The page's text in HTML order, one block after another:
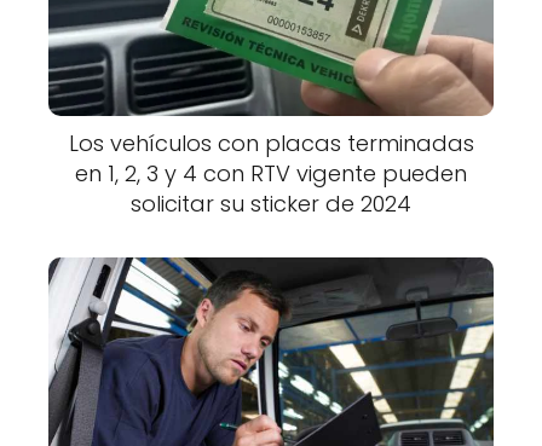
Los vehículos con placas terminadas
en 1, 2, 3 y 4 con RTV vigente pueden
solicitar su sticker de 2024